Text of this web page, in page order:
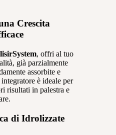
Crescita
, offri al tuo
già parzialmente
assorbite e
è ideale per
risultati in palestra e
di Idrolizzate